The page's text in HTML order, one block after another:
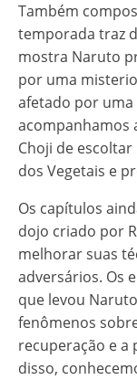
Também
temporada traz
mostra Naruto
por uma
afetado por uma
acompanhamos
Choji de
dos Vegetais e
Os capítulos
dojo criado por
melhorar suas
adversários. Os
que levou
fenômenos
recuperação e a
disso,